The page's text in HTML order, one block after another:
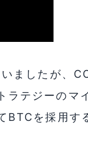
ましたが、
ラテジーのマ
BTCを採用す